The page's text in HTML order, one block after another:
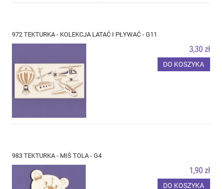
972 TEKTURKA - KOLEKCJA LATAĆ I PŁYWAĆ - G11
3,30 zł
DO KOSZYKA
983 TEKTURKA - MIŚ TOLA - G4
1,90 zł
DO KOSZYKA